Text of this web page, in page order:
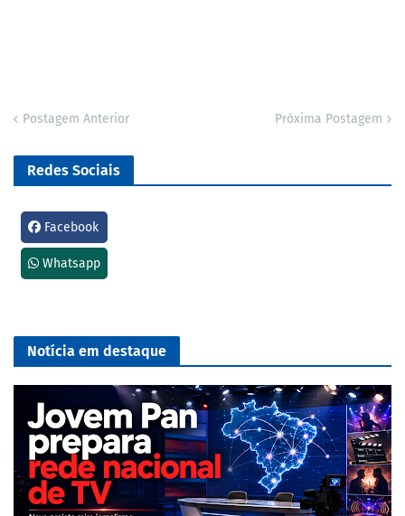
Postagem Anterior Próxima Postagem
Redes Sociais
Facebook
Whatsapp
Notícia em destaque